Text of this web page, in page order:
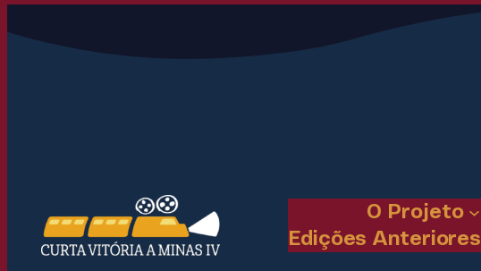
O Projeto
Edições Anteriores